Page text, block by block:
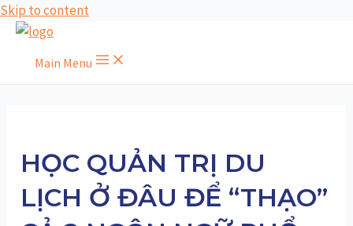
Skip to content
Main Menu
HỌC QUẢN TRỊ DU
LỊCH Ở ĐÂU ĐỂ “THẠO”